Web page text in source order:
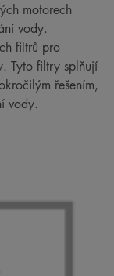
motorech
vody.
filtrů pro
Tyto filtry splňují
řešením,
vody.